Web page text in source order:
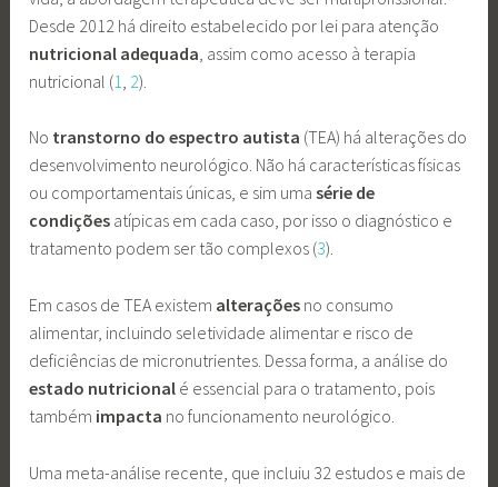
Desde 2012 há direito estabelecido por lei para atenção
nutricional adequada , assim como acesso à terapia
nutricional (1 2).
No transtorno do espectro autista (TEA) há alterações do
desenvolvimento neurológico. Não há características físicas
ou comportamentais únicas, e sim umasérie de
condições atípicas em cada caso, por isso o diagnóstico e
tratamento podem ser tão complexos (3).
Em casos de TEA existem alterações no consumo
alimentar, incluindo seletividade alimentar e risco de
deficiências de micronutrientes. Dessa forma, a análise do
estado nutricional é essencial para o tratamento, pois
também impacta no funcionamento neurológico.
Uma meta-análise recente, que incluiu 32 estudos e mais de